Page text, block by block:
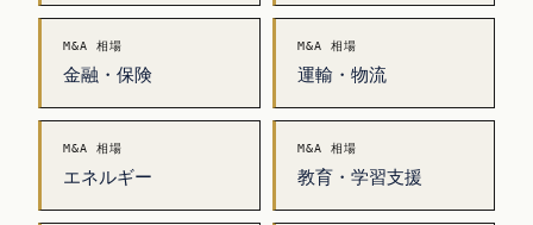
M&A 相場
金融・保険
M&A 相場
運輸・物流
M&A 相場
エネルギー
M&A 相場
教育・学習支援